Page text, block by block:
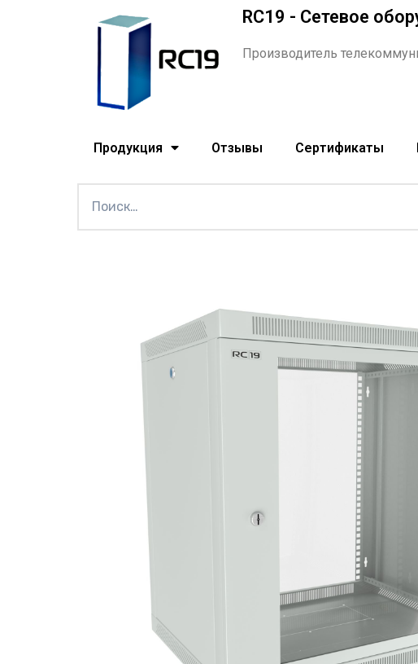
RC19 - Сетевое
Производитель
Продукция Отзывы Сертификаты